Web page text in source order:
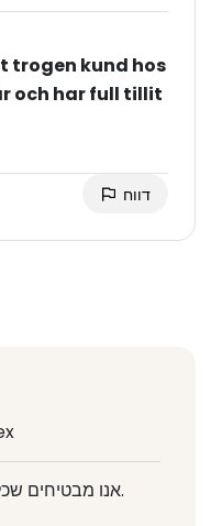
trogen kund hos
och har full tillit
דווח
אנו מבטיחים שכל הביקורות הן 100% אמיתיות.